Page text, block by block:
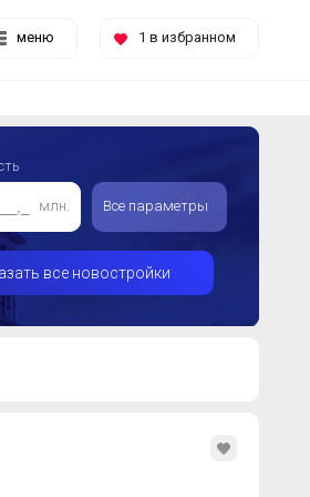
меню 1 в избранном
млн. Все параметры
все новостройки